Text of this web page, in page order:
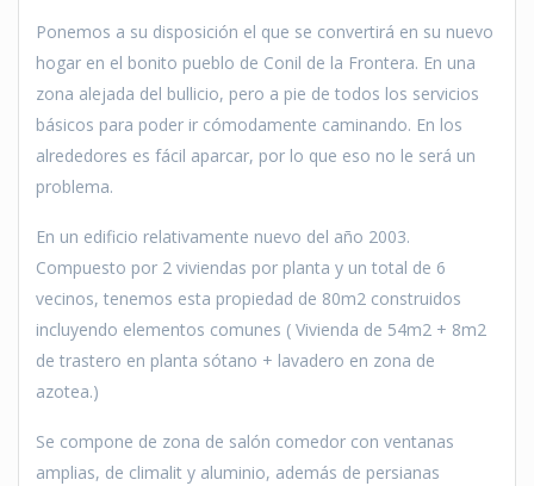
Ponemos a su disposición el que se convertirá en su nuevo
hogar en el bonito pueblo de Conil de la Frontera. En una
zona alejada del bullicio, pero a pie de todos los servicios
básicos para poder ir cómodamente caminando. En los
alrededores es fácil aparcar, por lo que eso no le será un
problema.
En un edificio relativamente nuevo del año 2003.
Compuesto por 2 viviendas por planta y un total de 6
vecinos, tenemos esta propiedad de 80m2 construidos
incluyendo elementos comunes ( Vivienda de 54m2 + 8m2
de trastero en planta sótano + lavadero en zona de
azotea.)
Se compone de zona de salón comedor con ventanas
amplias, de climalit y aluminio, además de persianas